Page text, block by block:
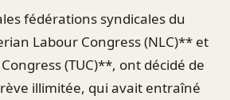
fédérations syndicales du
Labour Congress (NLC)** et
(TUC)**, ont décidé de
illimitée, qui avait entraîné